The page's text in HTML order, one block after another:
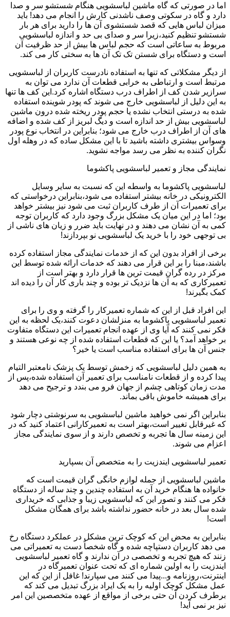
اما در صورتی که گاه ماشین لباسشویی هنگام شستشو سر و صدا
دارد و گاه در سکوتی وصف ناشدنی کارش را انجام می دهد! باید
میزان لباس هایی که قصد شستشوی آن ها را دارید برای هر بار
شستشو تنظیم کنید،زیرا سر و صدای بی حد و اندازه لباسشویی
مربوط به ساعاتی است که حجم لباس ها بیش از حد ظرفیت آن
است و دستگاه برای شستن تک تک آن ها به سختی کار می کند.
از دیگر مشکلاتی که تنها به استفاده نادرست کاربران از لباسشویی
مرتبط است و ارتباطی به خرابی قطعات آن ندارد می توان به
سرازیر شدن کف از اطراف درب دستگاه اشاره کرد.این کف ها تنها
به این دلیل از لباسشویی خارج می شوند که پودر شوینده استفاده
شده به درستی انتخاب نشده یا حجم پودر ریخته شده درون ماشین
لباسشویی بیش از حد اندازه است و دیگ لبریز از کف شده و اضافه
های آن از اطراف درب خارج می شود؛ بنابراین در انتخاب نوع پودر
وسواس بیشتری داشته باشید تا با این مشکل ساده که در وهله اول
نگران کننده به نظر می رسد مواجه نشوید.
نمایندگی مجاز و تعمیر لباسشویی پاکشوما
لباسشویی پاکشوما به واسطه این که نسبت به سایر وسایل
الکترونیکی در خانه بیشتر استفاده می شود،بنابراین درخواستی که
برای تعمیرات آن از طرف کاربران ثبت می شود نیز بیشتر خواهد
بود؛ اما در این میان یک مشکل بزرگ وجود دارد که کاربران توجه
کمی به آن نشان می دهند و در نهایت باید ضرر و زیان های ناشی از
بی توجهی خود را با خرید یک لباسشویی نو بپردازند!
برخی از افراد بدون این که از خدمات نمایندگی مجاز استفاده کرده
باشند،مبنا را بر این قرار می دهند که خدمات ارائه شده توسط این
مرکز در رده گران قیمت ترین ها قرار دارد و بهتر است از
تعمیرکاری که به آن ها نزدیک تر بوده و چند باری کار آن را دیده اند
کمک بگیرند!
این افراد قبل از این که شماره تعمیرکار را گرفته و وی را برای
تعمیر لباسشویی پاکشوما به منزلشان دعوت کنند،یک لحظه به این
فکر نمی کنند که آیا وی از عهده انجام تعمیرات این دستگاه متفاوت
بر خواهد آمد؟ یا این که قطعات استفاده شده از چه نوعی هستند و
جنس آن ها برای استفاده مناسب است یا خیر؟
به همین دلیل لباسشویی که زخمش توسط یک پزشک نامعتبر التیام
پیدا کرده و از قطعات نامناسب برای تعمیر آن استفاده شده،پس از
مدت زمان کوتاهی چشم از جهان فرو می بندد و ترجیح می دهد
برای همیشه خاموش باقی بماند.
بنابراین اگر نمی خواهید ماشین لباسشویی به سرنوشتی دچار شود
که غیرقابل تغییر است،بهتر است به تعمیرکارانی اعتماد کنید که در
این زمینه سال ها تجربه و تخصص دارند و از سوی نمایندگی مجاز
اعزام می شوند.
تعمیر لباسشویی ایندزیت را به متخصص آن بسپارید
ماشین لباسشویی از جمله لوازم خانگی گران قیمت است که
خانواده ها هنگام خرید آن به استفاده چندین و چند ساله از دستگاه
فکر می کنند و تصور این که لباسشویی زیبا و جذابی که خریداری
شده سال بعد در خانه حضور نداشته باشد برای همگان مشکل
است!
بنابراین به محض این که کوچک ترین مشکل در عملکرد دستگاه رخ
می دهد کاربران دستپاچه شده و گاه شخصاً دست به تعمیراتی می
زنند که هیچ تجربه و تخصصی در آن ندارند و گاه تعمیر لباسشویی
ایندزیت را به اولین شماره ای که تحت عنوان تعمیرگاه در
اینترنت،روزنامه و...پیدا می کنند می سپارند! غافل از این که این
عمل مشکل کوچک اولیه را به یک ایراد بزرگ تبدیل می کند که
برطرف کردن آن حتی برخی از مواقع از عهده متخصصین این امر
نیز بر نمی آید!